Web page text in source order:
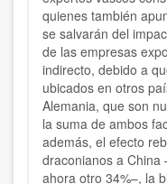
quienes también
se salvarán del
de las empresas
indirecto, debido a
ubicados en otros
Alemania, que son
la suma de ambos
además, el efecto
draconianos a China
ahora otro 34%–, la